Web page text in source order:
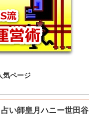
気ページ
占い師皇月ハニー世田谷